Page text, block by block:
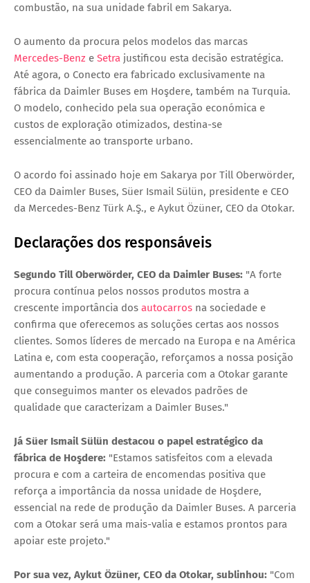
combustão, na sua unidade fabril em Sakarya.
O aumento da procura pelos modelos das marcas
Mercedes-Benz e Setra justificou esta decisão estratégica.
Até agora, o Conecto era fabricado exclusivamente na
fábrica da Daimler Buses em Hoşdere, também na Turquia.
O modelo, conhecido pela sua operação económica e
custos de exploração otimizados, destina-se
essencialmente ao transporte urbano.
O acordo foi assinado hoje em Sakarya por Till Oberwörder,
CEO da Daimler Buses, Süer Ismail Sülün, presidente e CEO
da Mercedes-Benz Türk A.Ş., e Aykut Özüner, CEO da Otokar.
Declarações dos responsáveis
Segundo Till Oberwörder, CEO da Daimler Buses: "A forte
procura contínua pelos nossos produtos mostra a
crescente importância dos autocarros na sociedade e
confirma que oferecemos as soluções certas aos nossos
clientes. Somos líderes de mercado na Europa e na América
Latina e, com esta cooperação, reforçamos a nossa posição
aumentando a produção. A parceria com a Otokar garante
que conseguimos manter os elevados padrões de
qualidade que caracterizam a Daimler Buses."
Já Süer Ismail Sülün destacou o papel estratégico da
fábrica de Hoşdere: "Estamos satisfeitos com a elevada
procura e com a carteira de encomendas positiva que
reforça a importância da nossa unidade de Hoşdere,
essencial na rede de produção da Daimler Buses. A parceria
com a Otokar será uma mais-valia e estamos prontos para
apoiar este projeto."
Por sua vez, Aykut Özüner, CEO da Otokar, sublinhou: "Com